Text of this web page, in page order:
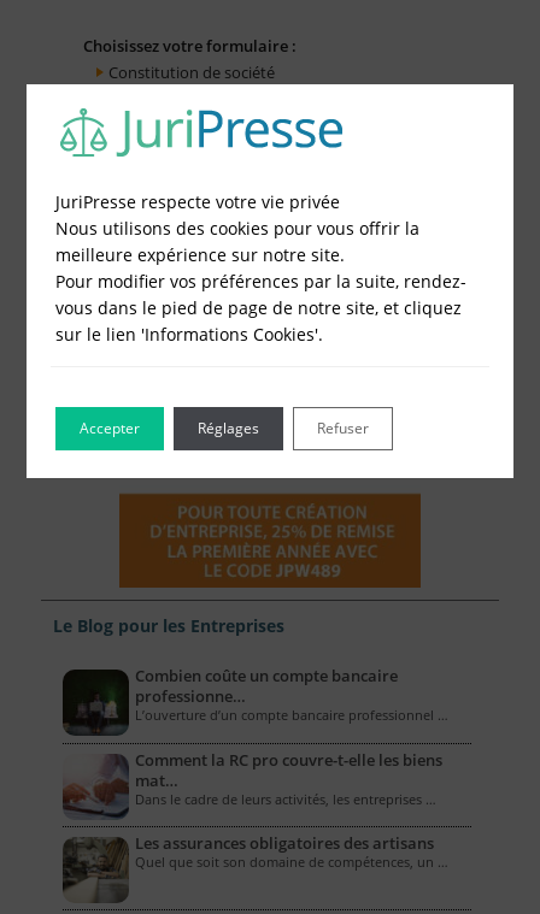
Choisissez votre formulaire :
Constitution de société
Fonds de Commerce
Cessation d'activité
Le Blog pour les Entreprises
Combien coûte un compte bancaire
professionne…
L’ouverture d’un compte bancaire professionnel …
Comment la RC pro couvre-t-elle les biens
mat…
Dans le cadre de leurs activités, les entreprises …
Les assurances obligatoires des artisans
Quel que soit son domaine de compétences, un …
JuriPresse respecte votre vie privée
Nous utilisons des cookies pour vous offrir la
meilleure expérience sur notre site.
Pour modifier vos préférences par la suite, rendez-
vous dans le pied de page de notre site, et cliquez
sur le lien 'Informations Cookies'.
Accepter Refuser
Réglages